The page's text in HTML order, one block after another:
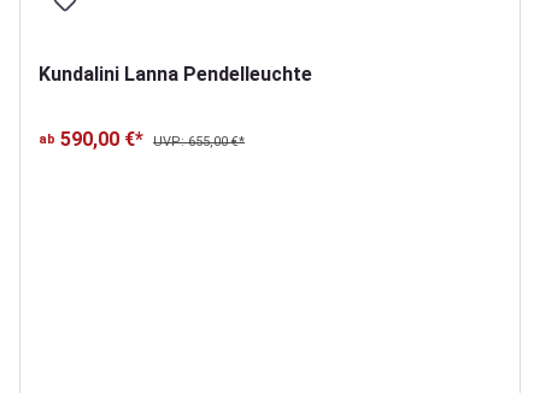
Kundalini Lanna Pendelleuchte
ab 590,00 €* UVP: 655,00 €*